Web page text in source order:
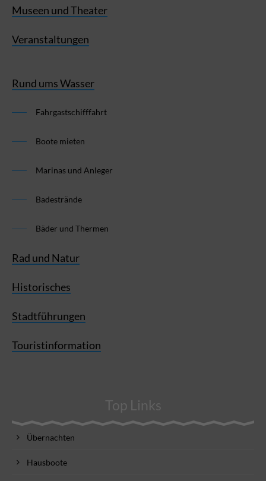
Museen und Theater
Veranstaltungen
Rund ums Wasser
Fahrgastschifffahrt
Boote mieten
Marinas und Anleger
Badestrände
Bäder und Thermen
Rad und Natur
Historisches
Stadtführungen
Touristinformation
Top Links
Übernachten
Hausboote